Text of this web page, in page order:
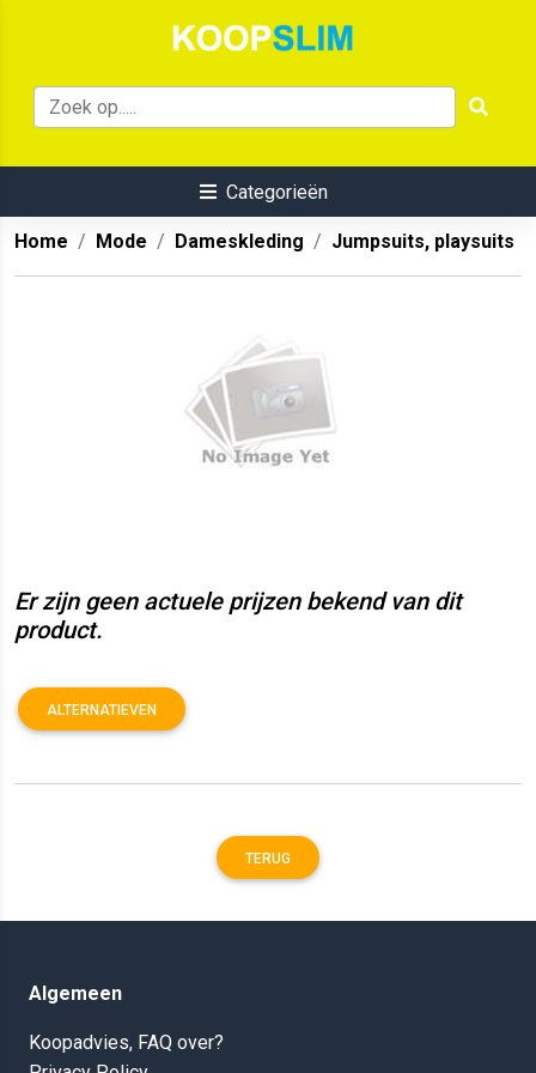
Categorieën
Home Mode Dameskleding Jumpsuits, playsuits
Er zijn geen actuele prijzen bekend van dit
product.
ALTERNATIEVEN
TERUG
Algemeen
Koopadvies, FAQ over?